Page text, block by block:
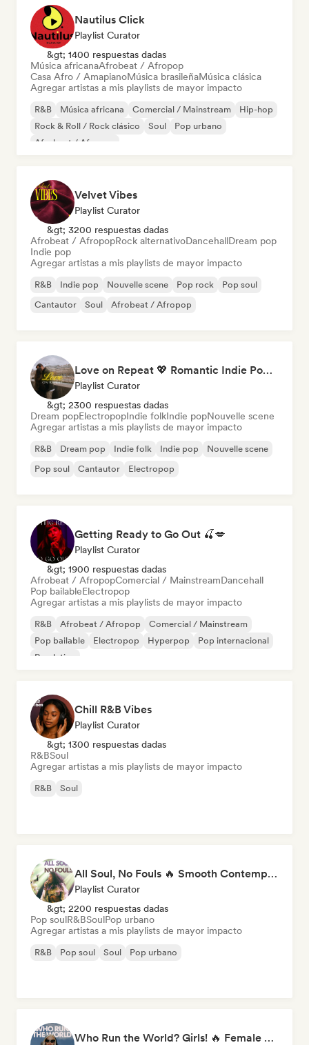
Nautilus Click
Playlist Curator
&gt; 1400 respuestas dadas
Música africanaAfrobeat / Afropop
Casa Afro / AmapianoMúsica brasileñaMúsica clásica
Agregar artistas a mis playlists de mayor impacto
R&B Música africana Comercial / Mainstream
Hip-hop
Rock & Roll / Rock clásico
Soul
Pop urbano
Afrobeat / Afropop
Velvet Vibes
Playlist Curator
&gt; 3200 respuestas dadas
Afrobeat / AfropopRock alternativoDancehallDream pop
Indie pop
Agregar artistas a mis playlists de mayor impacto
R&B Indie pop Nouvelle scene Pop rock
Pop soul
Cantautor
Soul Afrobeat / Afropop
Love on Repeat 💖 Romantic Indie Pop, Neo Soul & Singer-Songwriter
Playlist Curator
&gt; 2300 respuestas dadas
Dream popElectropopIndie folkIndie popNouvelle scene
Agregar artistas a mis playlists de mayor impacto
R&B Dream pop Indie folk Indie pop
Nouvelle scene
Pop soul
Cantautor Electropop
Getting Ready to Go Out 🍒💋
Playlist Curator
&gt; 1900 respuestas dadas
Afrobeat / AfropopComercial / MainstreamDancehall
Pop bailableElectropop
Agregar artistas a mis playlists de mayor impacto
R&B Afrobeat / Afropop
Comercial / Mainstream
Pop bailable
Electropop Hyperpop
Pop internacional
Pop latino
Chill R&B Vibes
Playlist Curator
&gt; 1300 respuestas dadas
R&BSoul
Agregar artistas a mis playlists de mayor impacto
R&B Soul
All Soul, No Fouls 🔥 Smooth Contemporary R&B & Neo Soul
Playlist Curator
&gt; 2200 respuestas dadas
Pop soulR&BSoulPop urbano
Agregar artistas a mis playlists de mayor impacto
R&B Pop soul Soul Pop urbano
Who Run the World? Girls! 🔥 Female Empowerment Pop & Girl-Power Anthems